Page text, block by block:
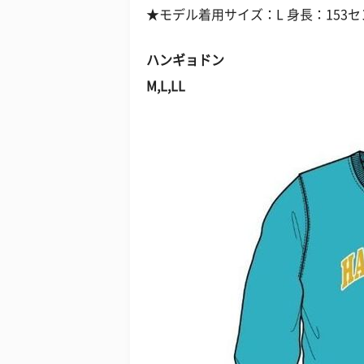
★モデル着用サイズ：L 身長：153セ
ハンギョドン
M,L,LL